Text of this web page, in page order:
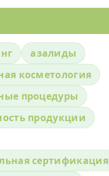
азалиды
косметология
процедуры
продукции
сертификация